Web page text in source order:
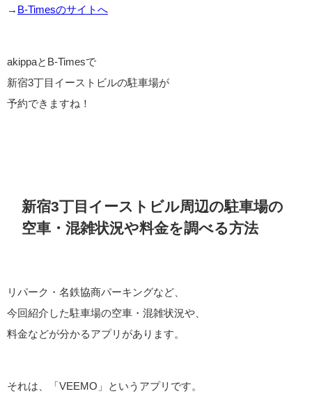
→ B-Timesのサイトへ
akippaとB-Timesで
新宿3丁目イーストビルの駐車場が
予約できますね！
新宿3丁目イーストビル周辺の駐車場の
空車・混雑状況や料金を調べる方法
リパーク・名鉄協商パーキングなど、
今回紹介した駐車場の空車・混雑状況や、
料金などが分かるアプリがあります。
それは、「VEEMO」というアプリです。